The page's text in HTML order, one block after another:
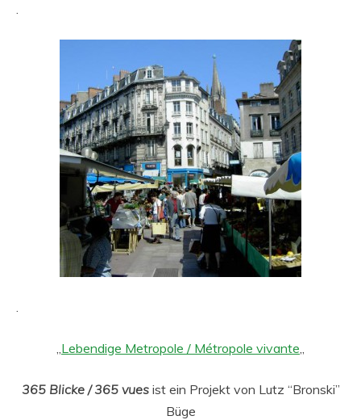
.
.
„Lebendige Metropole / Métropole vivante„
365 Blicke / 365 vuesist ein Projekt von Lutz “Bronski”
Büge